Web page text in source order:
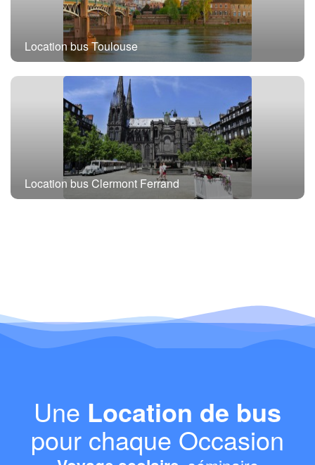
Location bus Toulouse
Location bus Clermont Ferrand
Une Location de bus
pour chaque Occasion